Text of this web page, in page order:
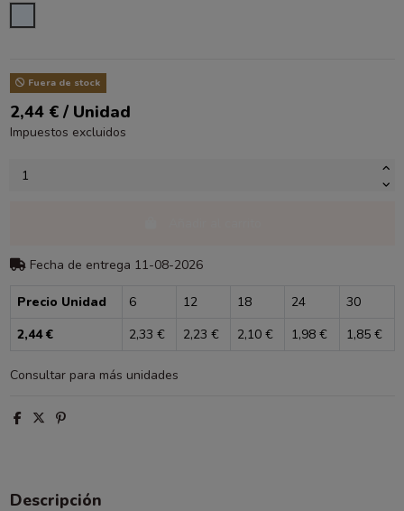
Fuera de stock
2,44 € / Unidad
Impuestos excluidos
Fecha de entrega 11-08-2026
Precio Unidad 6 12 18 24
30
2,44 €
2,33 € 2,23 € 2,10 € 1,98 € 1,85 €
Consultar para más unidades
Descripción